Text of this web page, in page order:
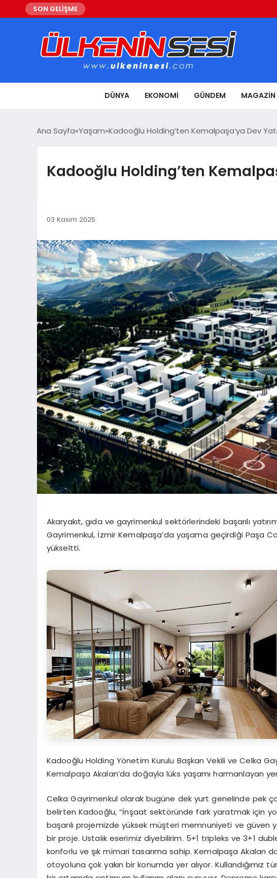
SON GELİŞME
DÜNYA EKONOMI GÜNDEM MAGAZIN
Ana Sayfa Yaşam Kadooğlu Holding’ten Kemalpaşa’ya Dev
Kadooğlu Holding’ten
03 Kasım 2025
Akaryakıt, gıda ve gayrimenkul sektörlerindeki başarılı
Gayrimenkul, İzmir Kemalpaşa’da yaşama geçirdiği Paşa
yükseltti.
Kadooğlu Holding Yönetim Kurulu Başkan Vekili ve Celka
Kemalpaşa Akalan’da doğayla lüks yaşamı harmanlayan
Celka Gayrimenkul olarak bugüne dek yurt genelinde pek
belirten Kadooğlu, “İnşaat sektöründe fark yaratmak için
başarılı projemizde yüksek müşteri memnuniyeti ve güven
bir proje. Ustalık eserimiz diyebilirim. 5+1 tripleks ve 3+1
konforlu ve şık mimari tasarıma sahip. Kemalpaşa Akalan
otoyoluna çok yakın bir konumda yer alıyor. Kullandığımız